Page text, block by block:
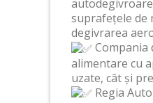
suprafețele de
degivrarea
Compania
alimentare cu
uzate, cât și
Regia